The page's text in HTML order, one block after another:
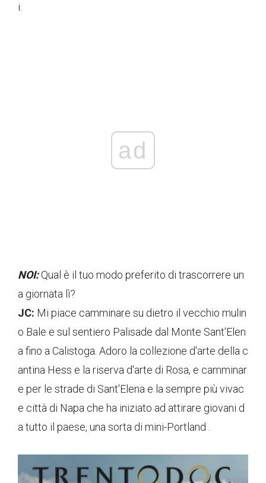
i.
ad
NOI:Qual è il tuo modo preferito di trascorrere un
a giornata lì?
JC: Mi piace camminare su dietro il vecchio mulin
o Bale e sul sentiero Palisade dal Monte Sant'Elen
a fino a Calistoga. Adoro la collezione d'arte della c
antina Hess e la riserva d'arte di Rosa, e camminar
e per le strade di Sant'Elena e la sempre più vivac
e città di Napa che ha iniziato ad attirare giovani d
a tutto il paese, una sorta di mini-Portland .